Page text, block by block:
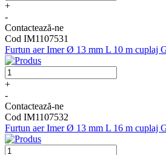
+
-
Contactează-ne
Cod IM1107531
Furtun aer Imer Ø 13 mm L 10 m cuplaj
+
-
Contactează-ne
Cod IM1107532
Furtun aer Imer Ø 13 mm L 16 m cuplaj